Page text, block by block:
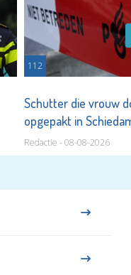
112
Schutter die vrouw
opgepakt in
Redactie - 08-08-2026